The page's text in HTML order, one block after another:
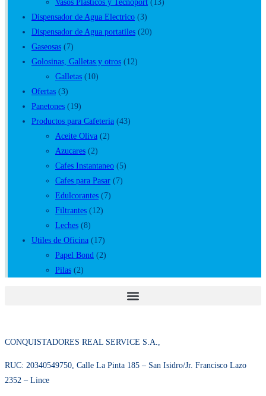
Vasos Plasticos y Tecnoport (13)
Dispensador de Agua Electrico (3)
Dispensador de Agua portatiles (20)
Gaseosas (7)
Golosinas, Galletas y otros (12)
Galletas (10)
Ofertas (3)
Panetones (19)
Productos para Cafeteria (43)
Aceite Oliva (2)
Azucares (2)
Cafes Instantaneo (5)
Cafes para Pasar (7)
Edulcorantes (7)
Filtrantes (12)
Leches (8)
Utiles de Oficina (17)
Papel Bond (2)
Pilas (2)
CONQUISTADORES REAL SERVICE S.A.,
RUC: 20340549750, Calle La Pinta 185 – San Isidro/Jr. Francisco Lazo
2352 – Lince